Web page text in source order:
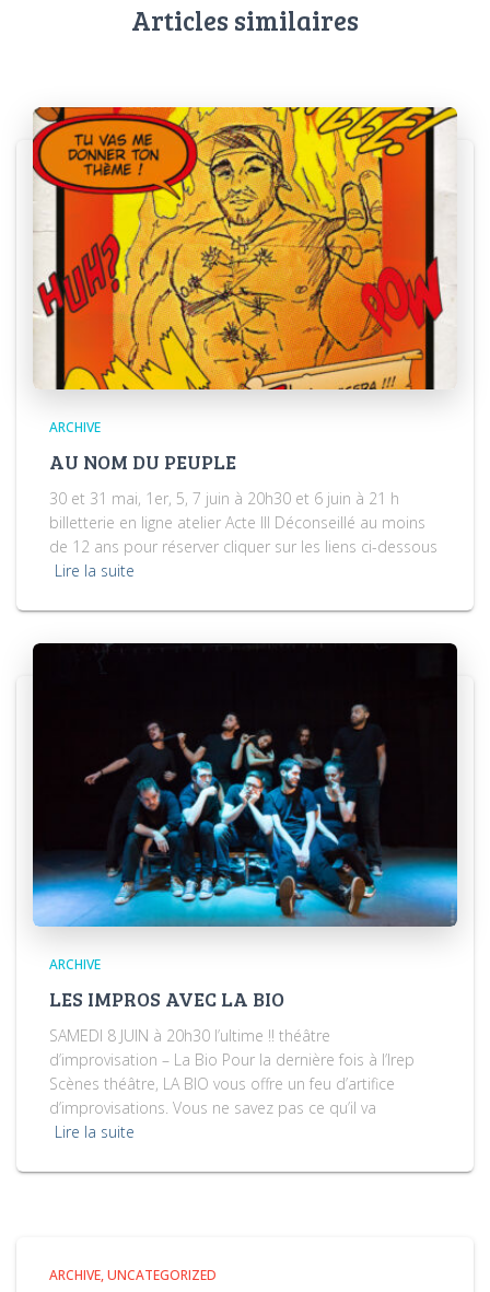
Articles similaires
ARCHIVE
AU NOM DU PEUPLE
30 et 31 mai, 1er, 5, 7 juin à 20h30 et 6 juin à 21 h
billetterie en ligne atelier Acte III Déconseillé au moins
de 12 ans pour réserver cliquer sur les liens ci-dessous
Lire la suite
ARCHIVE
LES IMPROS AVEC LA BIO
SAMEDI 8 JUIN à 20h30 l’ultime !! théâtre
d’improvisation – La Bio Pour la dernière fois à l’Irep
Scènes théâtre, LA BIO vous offre un feu d’artifice
d’improvisations. Vous ne savez pas ce qu’il va
Lire la suite
ARCHIVE UNCATEGORIZED